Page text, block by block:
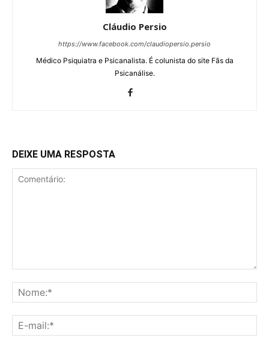
Cláudio Persio
https://www.facebook.com/claudiopersio.persio
Médico Psiquiatra e Psicanalista. É colunista do site Fãs da
Psicanálise.
DEIXE UMA RESPOSTA